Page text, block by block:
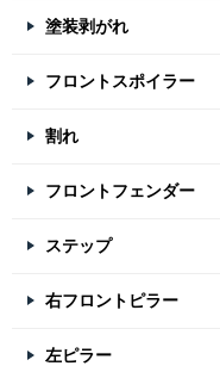
塗装剥がれ
フロントスポイラー
割れ
フロントフェンダー
ステップ
右フロントピラー
左ピラー